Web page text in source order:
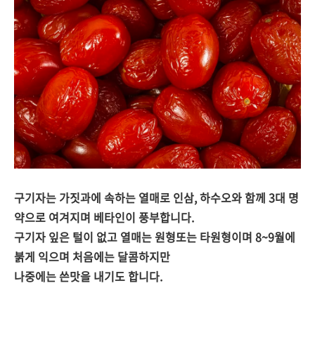
구기자는 가짓과에 속하는 열매로 인삼, 하수오와 함께 3대 명
약으로 여겨지며 베타인이 풍부합니다.
구기자 잎은 털이 없고 열매는 원형또는 타원형이며 8~9월에
붉게 익으며 처음에는 달콤하지만
나중에는 쓴맛을 내기도 합니다.